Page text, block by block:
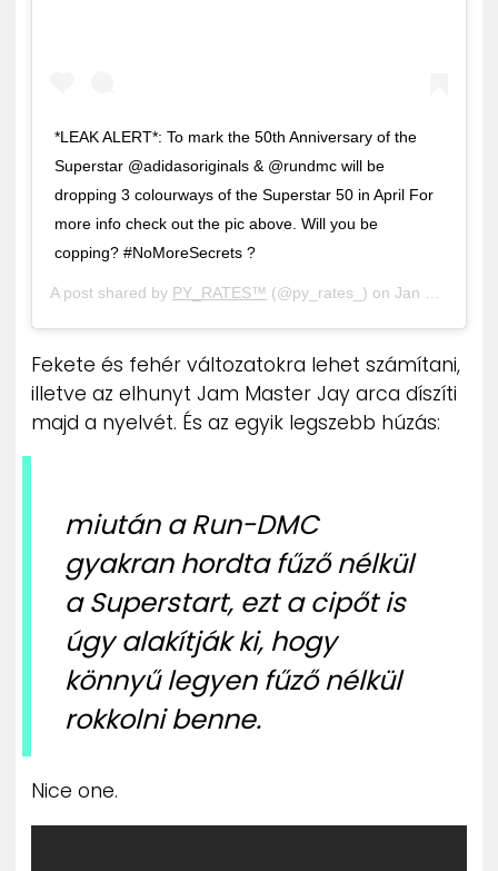
*LEAK ALERT*: To mark the 50th Anniversary of the
Superstar @adidasoriginals & @rundmc will be
dropping 3 colourways of the Superstar 50 in April For
more info check out the pic above. Will you be
copping? #NoMoreSecrets ?
A post shared by PY_RATES™️ (@py_rates_) on Jan 3, 2020 at 9:54am PST
Fekete és fehér változatokra lehet számítani,
illetve az elhunyt Jam Master Jay arca díszíti
majd a nyelvét. És az egyik legszebb húzás:
miután a Run-DMC
gyakran hordta fűző nélkül
a Superstart, ezt a cipőt is
úgy alakítják ki, hogy
könnyű legyen fűző nélkül
rokkolni benne.
Nice one.